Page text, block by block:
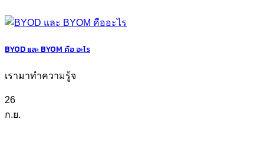
BYOD และ BYOM คือ อะไร
เรามาทำความรู้จ
26
ก.ย.